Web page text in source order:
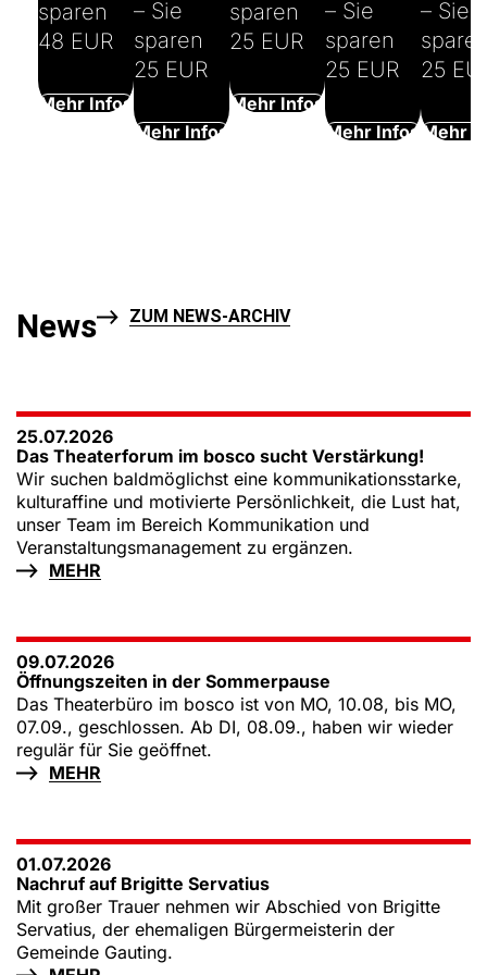
sparen
48 EUR
Mehr Infos
– Sie
sparen
25 EUR
Mehr Infos
sparen
25 EUR
Mehr Infos
– Sie
sparen
25 EUR
Mehr Infos
– Sie
25
Mehr
News ZUM NEWS-ARCHIV
25.07.2026
Das Theaterforum im bosco sucht Verstärkung!
Wir suchen baldmöglichst eine kommunikationsstarke,
kulturaffine und motivierte Persönlichkeit, die Lust hat,
unser Team im Bereich Kommunikation und
Veranstaltungsmanagement zu ergänzen.
MEHR
09.07.2026
Öffnungszeiten in der Sommerpause
Das Theaterbüro im bosco ist von MO, 10.08, bis MO,
07.09., geschlossen. Ab DI, 08.09., haben wir wieder
regulär für Sie geöffnet.
MEHR
01.07.2026
Nachruf auf Brigitte Servatius
Mit großer Trauer nehmen wir Abschied von Brigitte
Servatius, der ehemaligen Bürgermeisterin der
Gemeinde Gauting.